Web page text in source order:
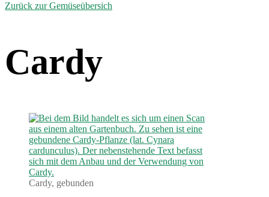
Zurück zur Gemüseübersich
Cardy
Cardy, gebunden